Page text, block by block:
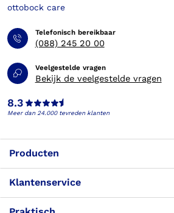
Telefonisch bereikbaar
(088) 245 20 00
Veelgestelde vragen
Bekijk de veelgestelde vragen
8.3
Meer dan 24.000 tevreden klanten
Producten
Klantenservice